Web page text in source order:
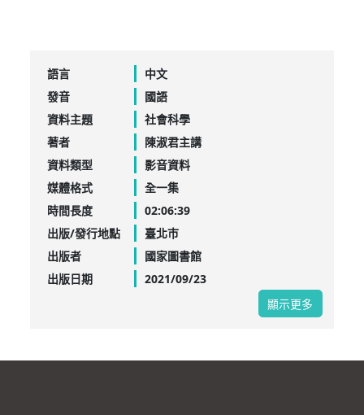
語言
中文
發音
國語
資料主題
社會科學
著者
陳淑君主講
資料類型
影音資料
媒體格式
全一集
時間長度
02:06:39
出版/發行地點
臺北巿
出版者
國家圖書館
出版日期
2021/09/23
顯示更多